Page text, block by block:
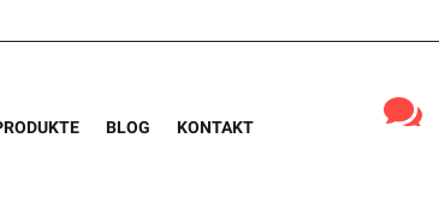
BLOG KONTAKT 